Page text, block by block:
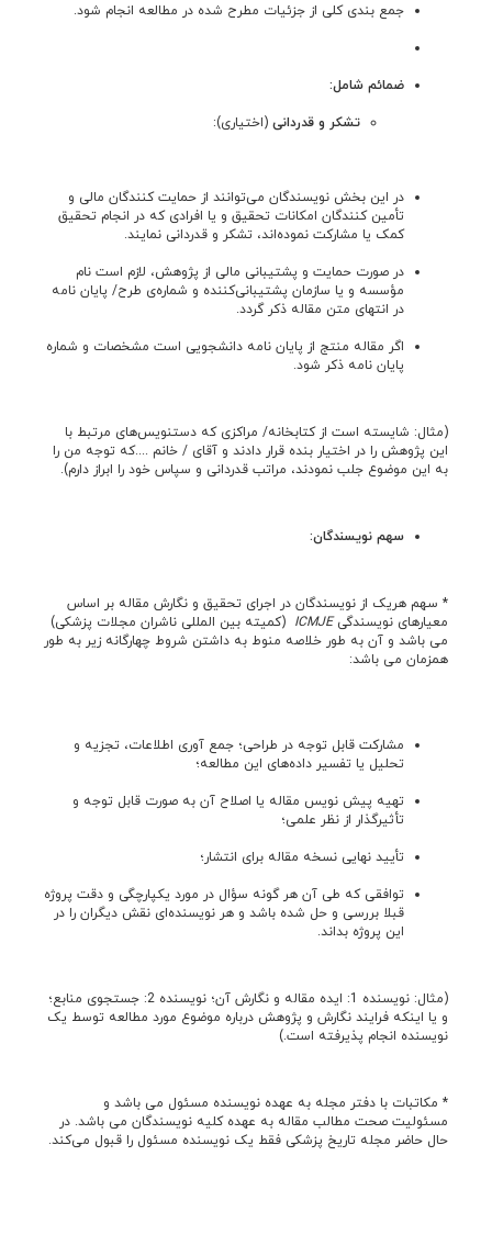
جمع بندی کلی از جزئیات مطرح شده در مطالعه انجام شود.
ضمائم شامل:
تشکر و قدردانی (اختیاری):
در اين بخش نويسندگان می‌توانند از حمایت کنندگان مالی و
تأمین کنندگان امکانات تحقیق و يا افرادی که در انجام تحقيق
کمک یا مشارکت نموده‌اند، تشکر و قدردانی نمايند.
در صورت حمایت و پشتیبانی مالی از پژوهش، لازم است نام
مؤسسه و یا سازمان پشتیبانی‌کننده و شماره‌ی طرح/ پایان نامه
در انتهای متن مقاله ذکر گردد.
اگر مقاله منتج از پايان نامه دانشجويی است مشخصات و شماره
پايان نامه ذکر شود.
(مثال: شایسته است از کتابخانه‌/ مراکزی که دست‎نویس‌های مرتبط با
این پژوهش را در اختیار بنده قرار دادند و آقای / خانم ....که توجه من را
به این موضوع جلب نمودند، مراتب قدردانی و سپاس خود را ابراز دارم).
سهم نویسندگان:
* سهم هریک از نویسندگان در اجرای تحقیق و نگارش مقاله بر اساس
معیارهای نویسندگیICMJE (کمیته بین المللی ناشران مجلات پزشکی)
می باشد و آن به طور خلاصه منوط به داشتن شروط چهارگانه زیر به طور
همزمان می باشد:
مشارکت قابل توجه در طراحی؛ جمع آوری اطلاعات، تجزیه و
تحلیل یا تفسیر داده‌های این مطالعه؛
تهیه پیش نویس مقاله یا اصلاح آن به صورت قابل توجه و
تأثیرگذار از نظر علمی؛
تأیید نهایی نسخه مقاله برای انتشار؛
توافقی که طی آن هر گونه سؤال در مورد یکپارچگی و دقت پروژه
قبلا بررسی و حل شده باشد و هر نویسنده‌ای نقش دیگران را در
این پروژه بداند.
(مثال: نویسنده 1: ایده مقاله و نگارش آن؛ نویسنده 2: جستجوی منابع؛
و یا اینکه فرایند نگارش و پژوهش درباره موضوع مورد مطالعه توسط یک
نویسنده انجام پذیرفته است.)
* مکاتبات با دفتر مجله به عهده نویسنده مسئول می باشد و
مسئولیت صحت مطالب مقاله به عهده کلیه نویسندگان می باشد. در
حال حاضر مجله تاریخ پزشکی فقط یک نویسنده مسئول را قبول می‌کند.